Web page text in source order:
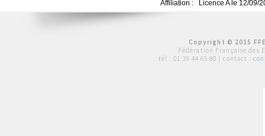
Affiliation :
Licence A le 12/09/
Copyright © 2015
Fédération Française des
tél : 01 39 44 65 80 | contact :